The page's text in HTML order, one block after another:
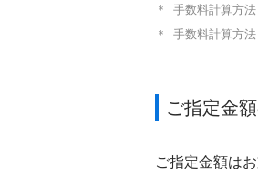
手数料計算方
手数料計算方
ご指定金
ご指定金額は